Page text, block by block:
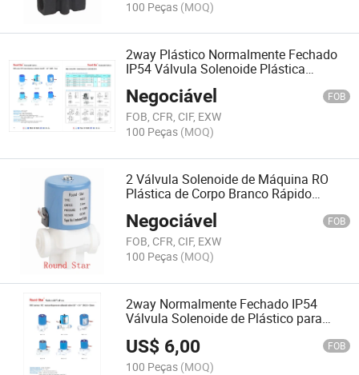
100 Peças (MOQ)
2way Plástico Normalmente Fechado
IP54 Válvula Solenoide Plástica
Negociável FOB
FOB, CFR, CIF, EXW
100 Peças (MOQ)
2 Válvula Solenoide de Máquina RO
Plástica de Corpo Branco Rápido
Negociável FOB
FOB, CFR, CIF, EXW
100 Peças (MOQ)
2way Normalmente Fechado IP54
Válvula Solenoide de Plástico para
US$ 6,00 FOB
100 Peças (MOQ)